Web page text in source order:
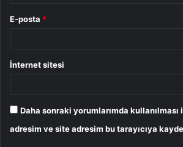
E-posta *
İnternet sitesi
Daha sonraki yorumlarımda kullanılması
adresim ve site adresim bu tarayıcıya